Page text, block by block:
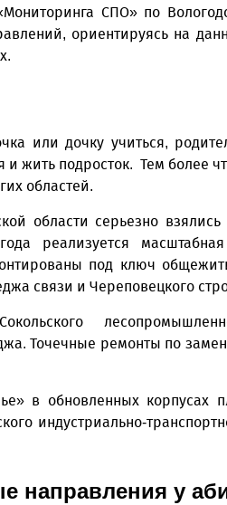
СПО» по
ориентируясь на
или дочку учиться,
и жить подросток. Тем более
областей.
области серьезно
реализуется
под ключ
связи и Череповецкого
Точечные ремонты по
в обновленных корпусах
индустриально-
направления у